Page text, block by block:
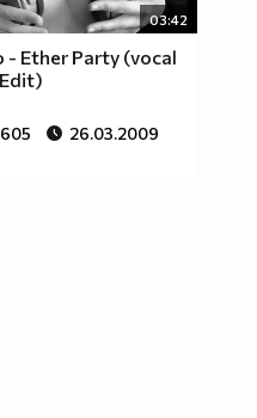
03:42
- Ether Party (vocal
26.03.2009